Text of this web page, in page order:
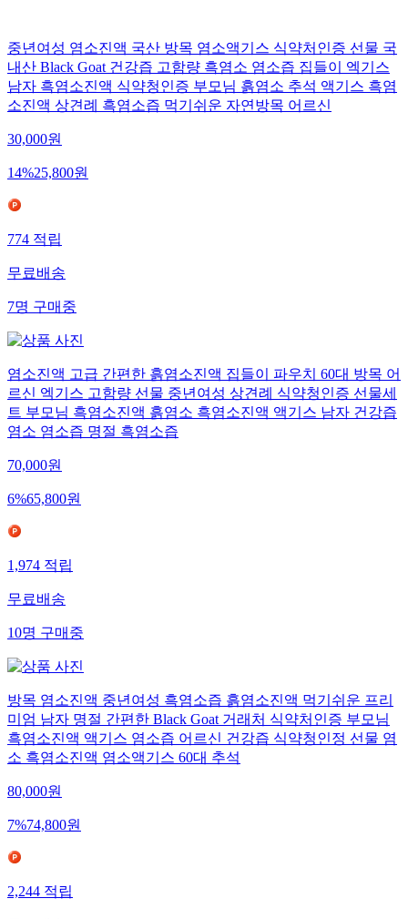
중년여성 염소진액 국산 방목 염소액기스 식약처인증 선물 국
내산 Black Goat 건강즙 고함량 흑염소 염소즙 집들이 엑기스
남자 흑염소진액 식약청인증 부모님 흙염소 추석 액기스 흑염
소진액 상견례 흑염소즙 먹기쉬운 자연방목 어르신
30,000원
14%25,800원
774적립
무료배송
7명구매중
염소진액 고급 간편한 흙염소진액 집들이 파우치 60대 방목 어
르신 엑기스 고함량 선물 중년여성 상견례 식약청인증 선물세
트 부모님 흑염소진액 흙염소 흑염소진액 액기스 남자 건강즙
염소 염소즙 명절 흑염소즙
70,000원
6%65,800원
1,974적립
무료배송
10명구매중
방목 염소진액 중년여성 흑염소즙 흙염소진액 먹기쉬운 프리
미엄 남자 명절 간편한 Black Goat 거래처 식약처인증 부모님
흑염소진액 액기스 염소즙 어르신 건강즙 식약청인정 선물 염
소 흑염소진액 염소액기스 60대 추석
80,000원
7%74,800원
2,244적립